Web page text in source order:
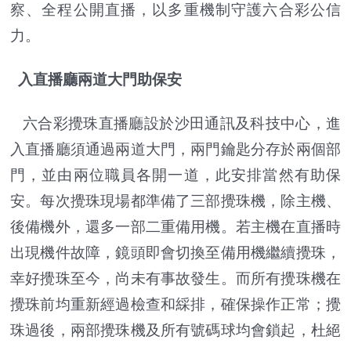
察、全程公開直播，以多重機制守護六合彩公信
力。
入直播廳兩道大門助保安
六合彩攪珠直播廳設於沙田通訊及科技中心，進
入直播廳須通過兩道大門，兩門鑰匙分存於兩個部
門，並由兩位職員各開一道，此安排當然有助保
安。每次攪珠現場都準備了三部攪珠機，除主機、
後備機外，還多一部二重備用機。若主機在直播時
出現機件故障，鏡頭即會切換至備用機繼續攪珠，
幸好攪珠至今，尚未有事故發生。而所有攪珠機在
攪珠前均重新經過檢查和綵排，確保操作正常；攪
珠過後，兩部攪珠機及所有號碼球均會鎖起，杜絕